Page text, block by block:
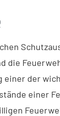
die
einer der
einer